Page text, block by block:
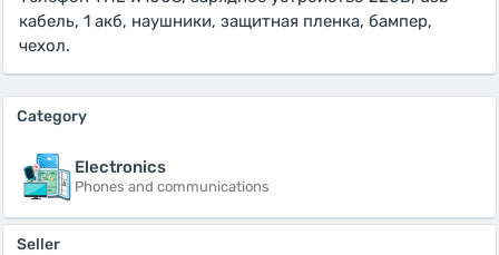
кабель, 1 акб, наушники, защитная пленка, бампер,
чехол.
Category
Electronics
Phones and communications
Seller